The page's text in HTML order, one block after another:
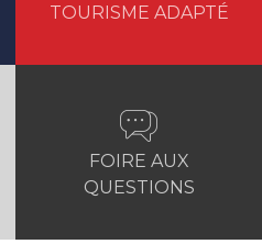
TOURISME ADAPTÉ
FOIRE AUX
QUESTIONS